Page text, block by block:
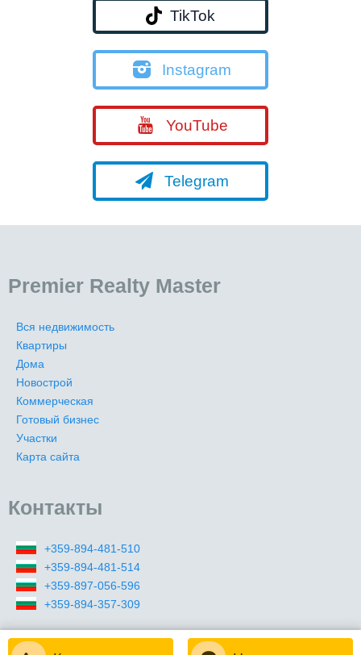
TikTok
Instagram
YouTube
Telegram
Premier Realty Master
Вся недвижимость
Квартиры
Дома
Новострой
Коммерческая
Готовый бизнес
Участки
Карта сайта
Контакты
+359-894-481-510
+359-894-481-514
+359-897-056-596
+359-894-357-309